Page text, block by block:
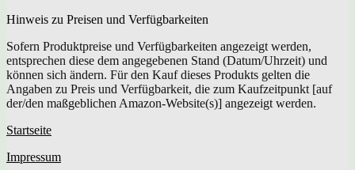
Hinweis zu Preisen und Verfügbarkeiten
Sofern Produktpreise und Verfügbarkeiten angezeigt werden,
entsprechen diese dem angegebenen Stand (Datum/Uhrzeit) und
können sich ändern. Für den Kauf dieses Produkts gelten die
Angaben zu Preis und Verfügbarkeit, die zum Kaufzeitpunkt [auf
der/den maßgeblichen Amazon-Website(s)] angezeigt werden.
Startseite
Impressum